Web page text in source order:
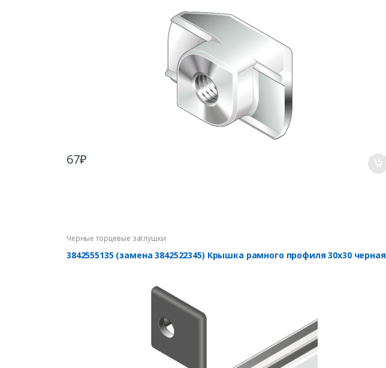
67₽
Черные торцевые заглушки
3842555135 (замена 3842522345) Крышка рамного профиля 30х30 черная